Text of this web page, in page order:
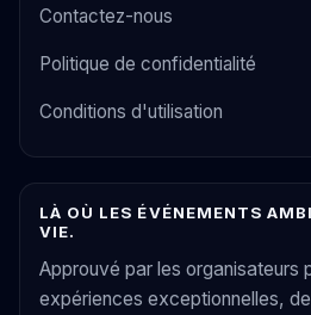
Contactez-nous
Politique de confidentialité
Conditions d'utilisation
LÀ OÙ LES ÉVÉNEMENTS
VIE.
Approuvé par les organisateurs
expériences exceptionnelles, de